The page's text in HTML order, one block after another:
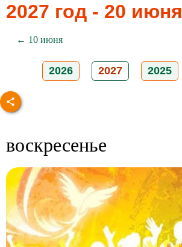
2027 год - 20 июня
← 10 июня
2026 2027 2025
воскресенье